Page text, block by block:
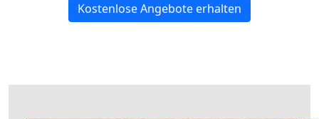
Kostenlose Angebote erhalten